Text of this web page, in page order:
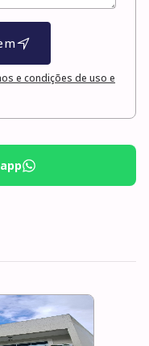
e condições de uso e